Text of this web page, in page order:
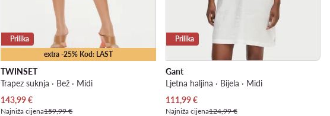
extra -25% Kod: LAST
Prilika
TWINSET
Trapez suknja · Bež · Midi
Trenutna cijena
143,99€
Najniža cijena159,99 €
Prilika
Gant
Ljetna haljina · Bijela · Midi
Trenutna cijena
111,99€
Najniža cijena124,99 €